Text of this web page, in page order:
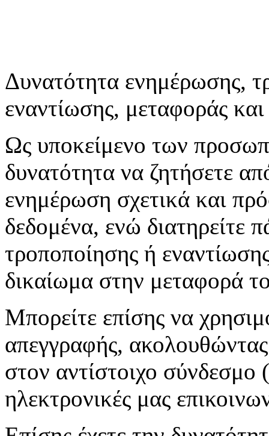
Δυνατότητα ενημέρωσης,
εναντίωσης, μεταφοράς
Ως υποκείμενο των
δυνατότητα να ζητήσετε
ενημέρωση σχετικά και
δεδομένα, ενώ διατηρείτε
τροποποίησης ή
δικαίωμα στην μεταφορά
Μπορείτε επίσης να
απεγγραφής, ακολουθώντας
στον αντίστοιχο
ηλεκτρονικές μας